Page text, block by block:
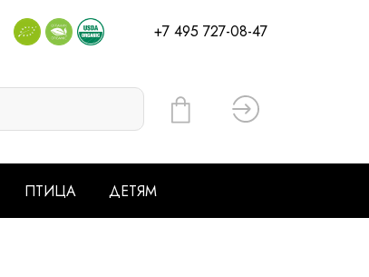
+7 495 727-08-47
Вход
ПТИЦА ДЕТЯМ